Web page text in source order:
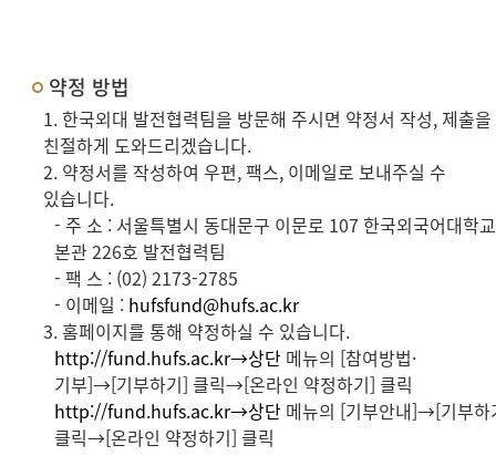
약정 방법
1. 한국외대 발전협력팀을 방문해 주시면 약정서 작성, 제출을
친절하게 도와드리겠습니다.
2. 약정서를 작성하여 우편, 팩스, 이메일로 보내주실 수
있습니다.
- 주 소 : 서울특별시 동대문구 이문로 107 한국외국어대학교
본관 226호 발전협력팀
- 팩 스 : (02) 2173-2785
- 이메일 : hufsfund@hufs.ac.kr
3. 홈페이지를 통해 약정하실 수 있습니다.
http://fund.hufs.ac.kr→상단 메뉴의 [참여방법·
기부]→[기부하기] 클릭→[온라인 약정하기] 클릭
http://fund.hufs.ac.kr→상단 메뉴의 [기부안내]→[기부하
클릭→[온라인 약정하기] 클릭